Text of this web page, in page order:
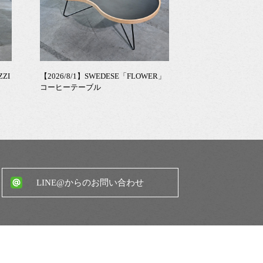
【2026/8/1】SWEDESE「FLOWER」
コーヒーテーブル
LINE@からのお問い合わせ